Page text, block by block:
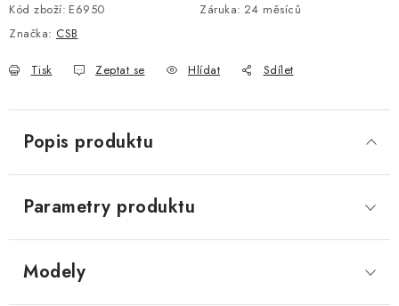
OCHRANA OSOBNÍCH ÚDAJŮ
OVĚŘOVÁNÍ RECENZÍ
JAK NA TO S BATTERY.CZ
NÁVODY KE STAŽENÍ
Kód zboží: E6950 Záruka: 24 měsíců
Značka: CSB
Tisk Zeptat se Hlídat Sdílet
Popis produktu
Parametry produktu
Modely